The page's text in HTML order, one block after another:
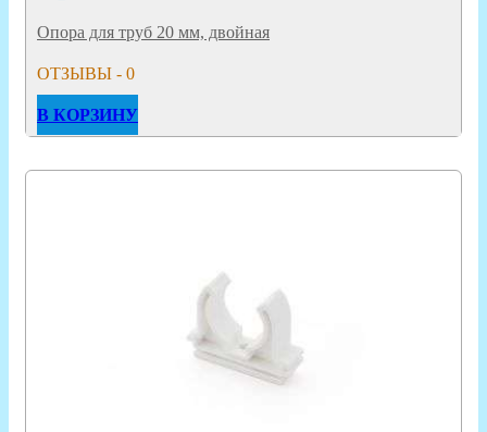
Опора для труб 20 мм, двойная
ОТЗЫВЫ - 0
В КОРЗИНУ